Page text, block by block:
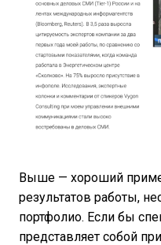
Выше — хороший
результатов работы,
портфолио. Если бы
представляет собой